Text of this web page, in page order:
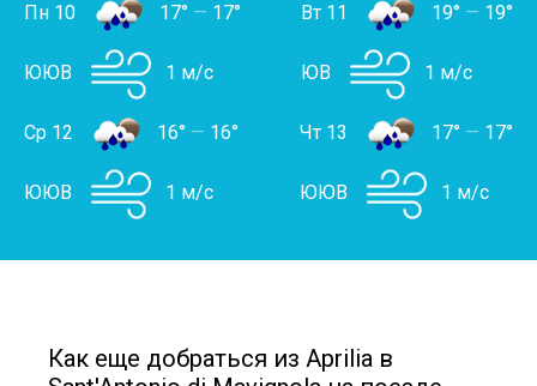
Пн 10 17° — 17°
ЮЮВ 1 м/с
Вт 11 19° — 19°
ЮВ 1 м/с
Ср 12 16° — 16°
ЮЮВ 1 м/с
Чт 13 17° — 17°
ЮЮВ 1 м/с
Как еще добраться из Aprilia в